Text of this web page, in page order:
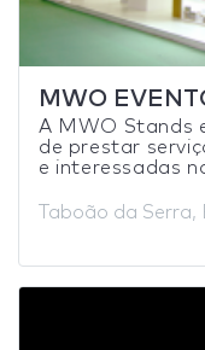
MWO
A MWO Stands
de prestar
e interessadas
Taboão da Serra,